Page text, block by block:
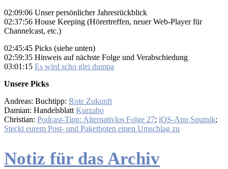
02:09:06 Unser persönlicher Jahresrückblick
02:37:56 House Keeping (Hörertreffen, neuer Web-Player für
Channelcast, etc.)
02:45:45 Picks (siehe unten)
02:59:35 Hinweis auf nächste Folge und Verabschiedung
03:01:15 Es wird scho glei dumpa
Unsere Picks
Andreas: Buchtipp: Rote Zukunft
Damian: Handelsblatt Kurzabo
Christian: Podcast-Tipp: Alternativlos Folge 27; iOS-App Sputnik;
Steckt eurem Post- und Paketboten einen Umschlag zu
Notiz für das Archiv